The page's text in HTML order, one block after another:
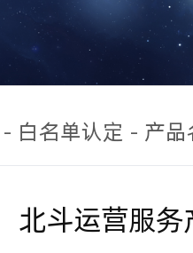
- 白名单认定 - 产
北斗运营服务